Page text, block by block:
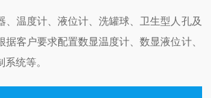
温度计、液位计、洗罐球、卫生型人孔及
据客户要求配置数显温度计、数显液位计、
统等。